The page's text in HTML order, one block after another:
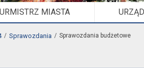
MIASTA
Sprawozdania Sprawozdania budżetowe